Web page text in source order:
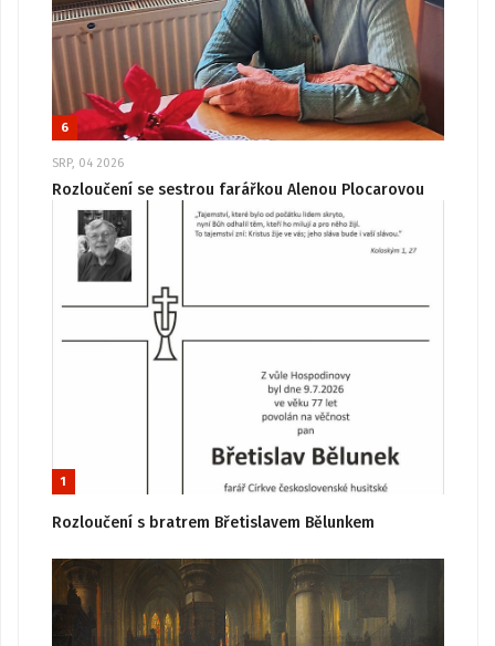
6
SRP, 04 2026
Rozloučení se sestrou farářkou Alenou Plocarovou
1
Rozloučení s bratrem Břetislavem Bělunkem